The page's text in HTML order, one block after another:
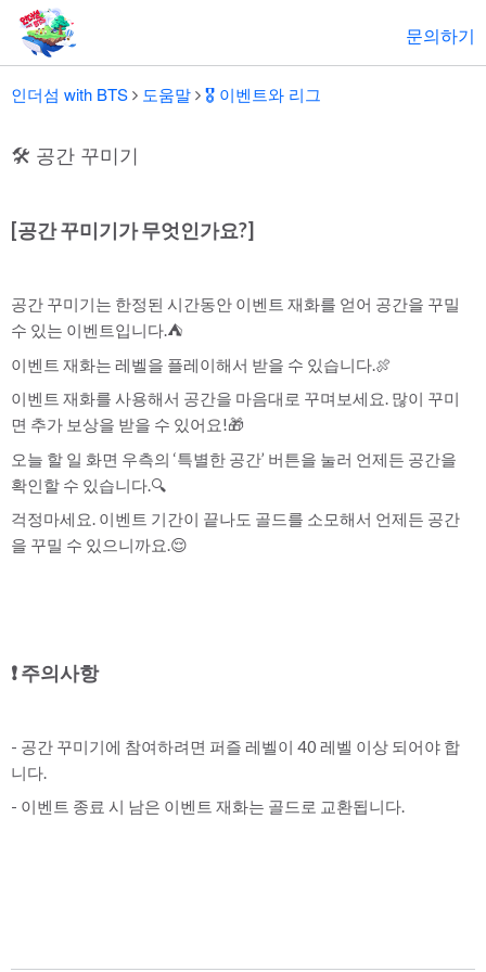
문의하기
인더섬 with BTS 도움말 🎖️ 이벤트와 리그
🛠 공간 꾸미기
[공간 꾸미기가 무엇인가요?]
공간 꾸미기는 한정된 시간동안 이벤트 재화를 얻어 공간을 꾸밀
수 있는 이벤트입니다.⛺
이벤트 재화는 레벨을 플레이해서 받을 수 있습니다.🍖
이벤트 재화를 사용해서 공간을 마음대로 꾸며보세요. 많이 꾸미
면 추가 보상을 받을 수 있어요!🎁
오늘 할 일 화면 우측의 ‘특별한 공간’ 버튼을 눌러 언제든 공간을
확인할 수 있습니다.🔍
걱정마세요. 이벤트 기간이 끝나도 골드를 소모해서 언제든 공간
을 꾸밀 수 있으니까요.😌
❗ 주의사항
- 공간 꾸미기에 참여하려면 퍼즐 레벨이 40 레벨 이상 되어야 합
니다.
- 이벤트 종료 시 남은 이벤트 재화는 골드로 교환됩니다.